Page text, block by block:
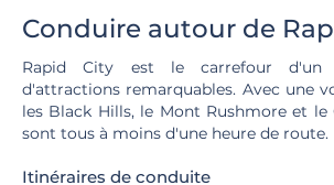
Conduire autour de
Rapid City est le carrefour d'un
d'attractions remarquables. Avec une
les Black Hills, le Mont Rushmore et le
sont tous à moins d'une heure de route.
Itinéraires de conduite